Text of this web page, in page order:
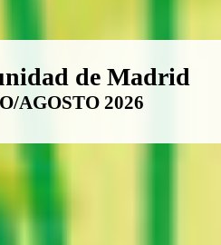
Comunidad de
de Madrid
AGOSTO 2026